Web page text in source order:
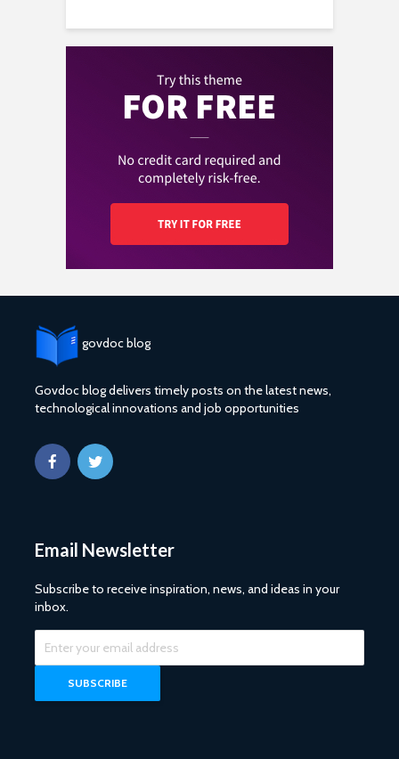
govdoc blog
Govdoc blog delivers timely posts on the latest news,
technological innovations and job opportunities
Email Newsletter
Subscribe to receive inspiration, news, and ideas in your
inbox.